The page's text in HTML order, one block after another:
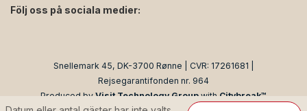
Följ oss på sociala medier:
Snellemark 45, DK-3700 Rønne | CVR: 17261681 |
Rejsegarantifonden nr. 964
Produced by Visit Technology Group with Citybreak™